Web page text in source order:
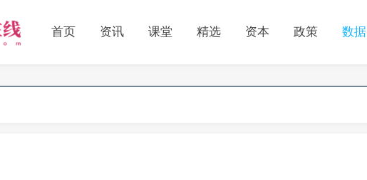
首页 资讯 课堂 精选 资本 政策 数据